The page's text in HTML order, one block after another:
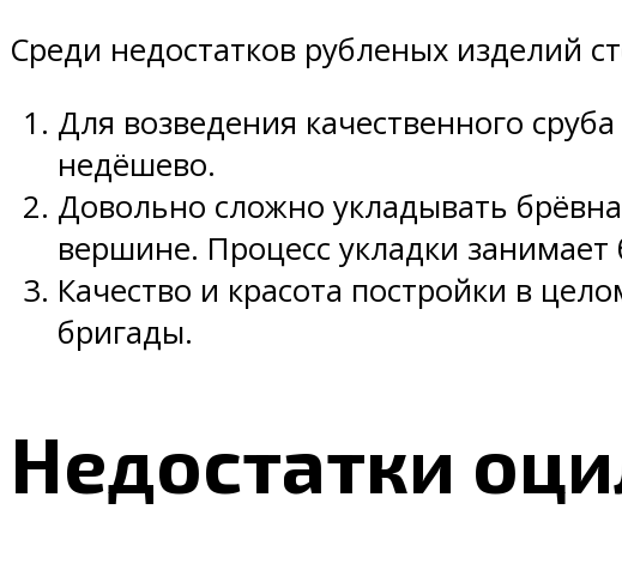
Среди недостатков рубленых изделий
Для возведения качественного
недёшево.
Довольно сложно укладывать
вершине. Процесс укладки
Качество и красота постройки в
бригады.
Недостатки